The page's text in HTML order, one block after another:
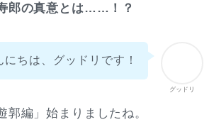
郎の真意とは……！？
グッドリ
にちは、グッドリです！
郭編」始まりましたね。